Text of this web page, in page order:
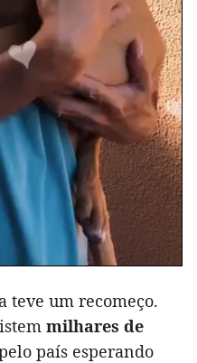
teve um recomeço.
milhares de
país esperando